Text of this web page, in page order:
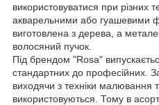
використовуватися при різних
акварельними або гуашевими
виготовлена з дерева, а
волосяний пучок.
Під брендом "Rosa"
стандартних до професійних.
виходячи з техніки
використовуються. Тому в